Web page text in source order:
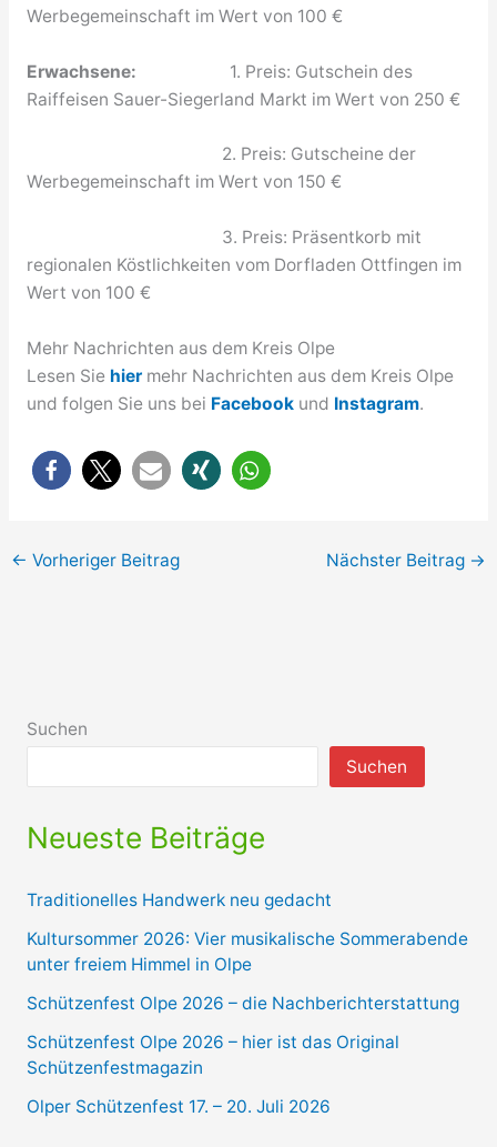
Werbegemeinschaft im Wert von 100 €
Erwachsene: 1. Preis: Gutschein des
Raiffeisen Sauer-Siegerland Markt im Wert von 250 €
2. Preis: Gutscheine der
Werbegemeinschaft im Wert von 150 €
3. Preis: Präsentkorb mit
regionalen Köstlichkeiten vom Dorfladen Ottfingen im
Wert von 100 €
Mehr Nachrichten aus dem Kreis Olpe
Lesen Sie hiermehr Nachrichten aus dem Kreis Olpe
und folgen Sie uns bei Facebookund Instagram.
← Vorheriger Beitrag Nächster Beitrag →
Suchen
Suchen
Neueste Beiträge
Traditionelles Handwerk neu gedacht
Kultursommer 2026: Vier musikalische Sommerabende
unter freiem Himmel in Olpe
Schützenfest Olpe 2026 – die Nachberichterstattung
Schützenfest Olpe 2026 – hier ist das Original
Schützenfestmagazin
Olper Schützenfest 17. – 20. Juli 2026